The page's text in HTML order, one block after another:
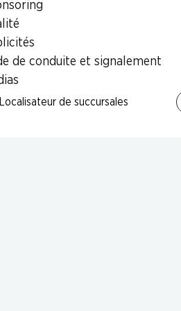
de conduite et signalement
Localisateur de succursales